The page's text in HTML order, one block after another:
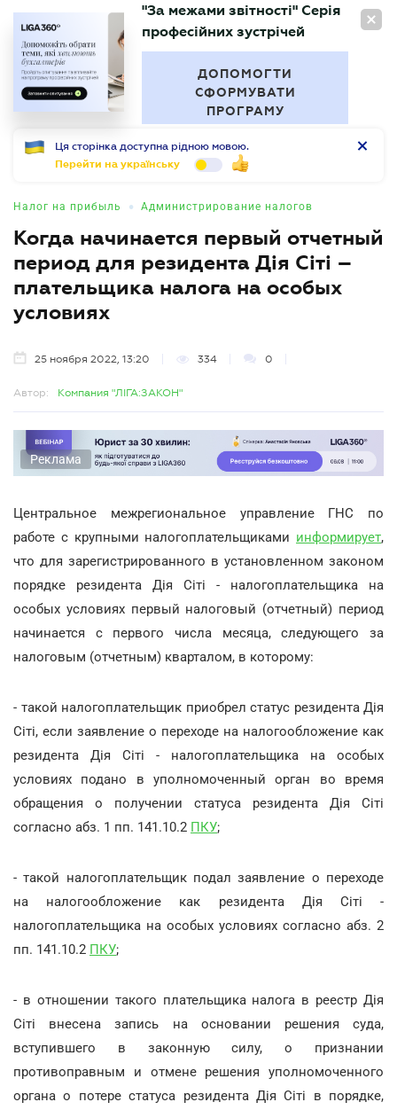
RU
БУХГАЛТЕР
"За межами звітності" Серія
професійних зустрічей
ДОПОМОГТИ
СФОРМУВАТИ
ПРОГРАМУ
Ця сторінка доступна рідною мовою.
Перейти на українську
Налог на прибыль • Администрирование налогов
Когда начинается первый отчетный
период для резидента Дія Сіті –
плательщика налога на особых
условиях
25 ноября 2022, 13:20 334 0
Автор: Компания "ЛІГА:ЗАКОН"
Реклама
Центральное межрегиональное управление ГНС по
работе с крупными налогоплательщиками информирует,
что для зарегистрированного в установленном законом
порядке резидента Дія Сіті - налогоплательщика на
особых условиях первый налоговый (отчетный) период
начинается с первого числа месяца, следующего за
налоговым (отчетным) кварталом, в которому:
- такой налогоплательщик приобрел статус резидента Дія
Сіті, если заявление о переходе на налогообложение как
резидента Дія Сіті - налогоплательщика на особых
условиях подано в уполномоченный орган во время
обращения о получении статуса резидента Дія Сіті
согласно абз. 1 пп. 141.10.2 ПКУ;
- такой налогоплательщик подал заявление о переходе
на налогообложение как резидента Дія Сіті -
налогоплательщика на особых условиях согласно абз. 2
пп. 141.10.2 ПКУ;
- в отношении такого плательщика налога в реестр Дія
Сіті внесена запись на основании решения суда,
вступившего в законную силу, о признании
противоправным и отмене решения уполномоченного
органа о потере статуса резидента Дія Сіті в порядке,